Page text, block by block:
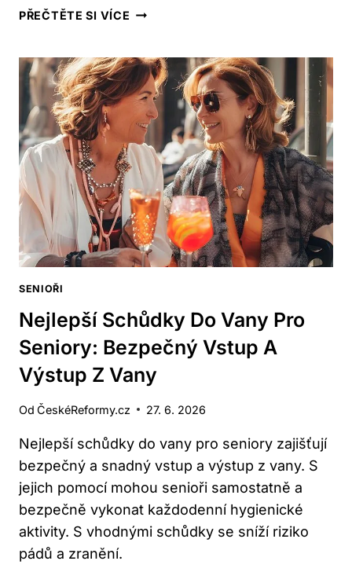
PŘEČTĚTE SI VÍCE CO
PŘIZNÁNÍ
DŮCHODU?
PRVNÍ
KROKY
SENIOŘI
Nejlepší Schůdky Do Vany Pro
Seniory: Bezpečný Vstup A
Výstup Z Vany
Od ČeskéReformy.cz 27. 6. 2026
Nejlepší schůdky do vany pro seniory zajišťují
bezpečný a snadný vstup a výstup z vany. S
jejich pomocí mohou senioři samostatně a
bezpečně vykonat každodenní hygienické
aktivity. S vhodnými schůdky se sníží riziko
pádů a zranění.